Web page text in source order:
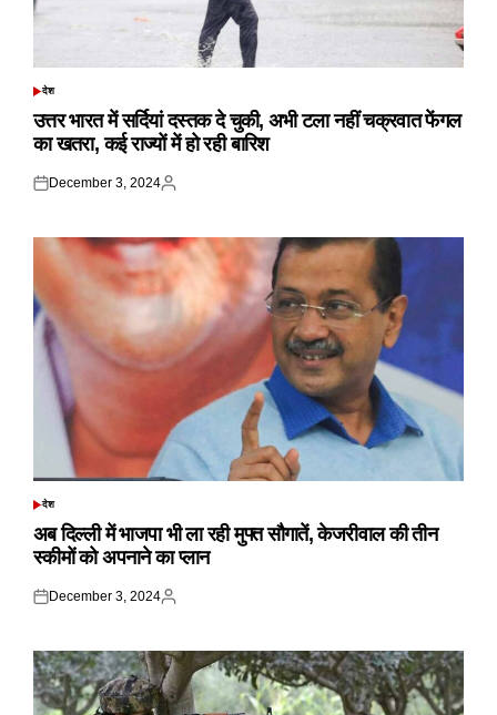
POSTED
देश
उत्तर भारत में सर्दियां दस्तक दे चुकी, अभी टला नहीं चक्रवात फेंगल
का खतरा, कई राज्यों में हो रही बारिश
Posted
December 3, 2024
Posted
POSTED
देश
अब दिल्ली में भाजपा भी ला रही मुफ्त सौगातें, केजरीवाल की तीन
स्कीमों को अपनाने का प्लान
Posted
December 3, 2024
Posted